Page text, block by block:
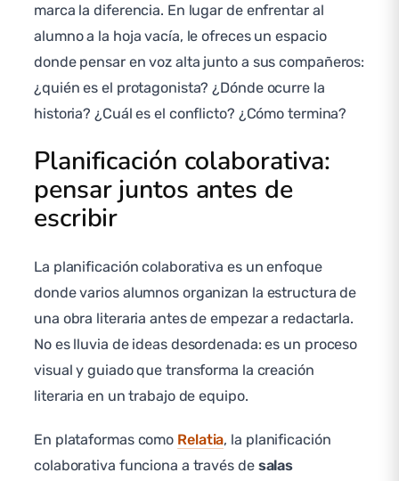
marca la diferencia. En lugar de enfrentar al
alumno a la hoja vacía, le ofreces un espacio
donde pensar en voz alta junto a sus compañeros:
¿quién es el protagonista? ¿Dónde ocurre la
historia? ¿Cuál es el conflicto? ¿Cómo termina?
Planificación colaborativa:
pensar juntos antes de
escribir
La planificación colaborativa es un enfoque
donde varios alumnos organizan la estructura de
una obra literaria antes de empezar a redactarla.
No es lluvia de ideas desordenada: es un proceso
visual y guiado que transforma la creación
literaria en un trabajo de equipo.
En plataformas como Relatia, la planificación
colaborativa funciona a través de salas